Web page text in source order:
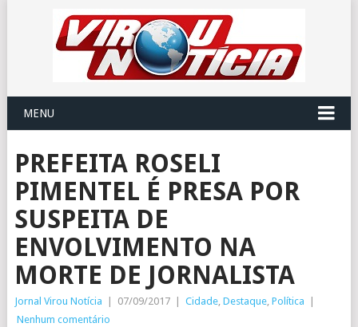
MENU
PREFEITA ROSELI
PIMENTEL É PRESA POR
SUSPEITA DE
ENVOLVIMENTO NA
MORTE DE JORNALISTA
Jornal Virou Notícia 07/09/2017 Cidade, Destaque, Política
Nenhum comentário